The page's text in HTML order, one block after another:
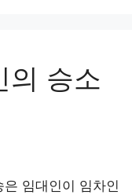
승소
임대인이 임차인